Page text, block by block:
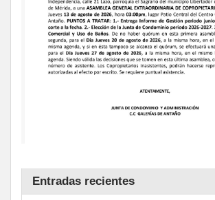
Entradas recientes